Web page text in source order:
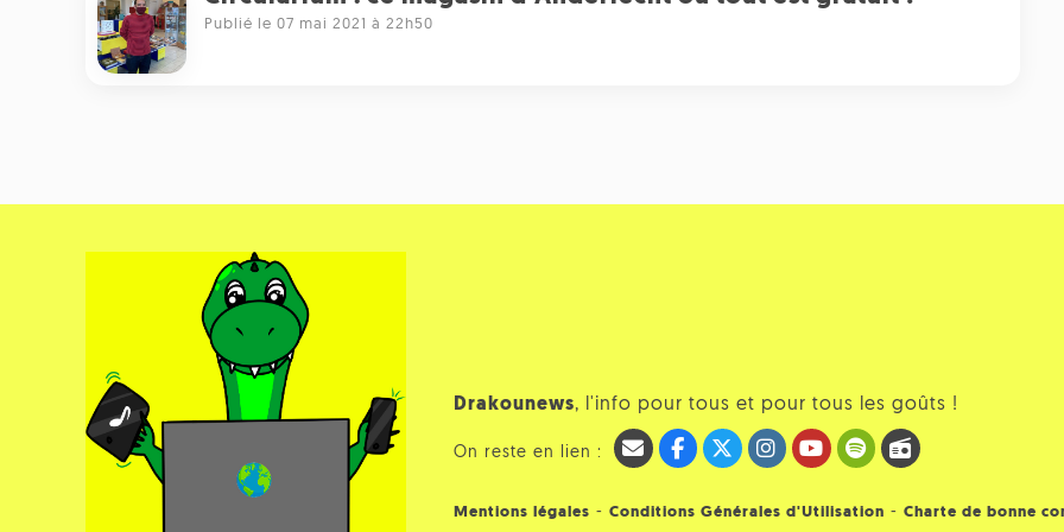
Publié le 07 mai 2021 à 22h50
Drakounews, l'info pour tous et pour tous les goûts !
On reste en lien :
Mentions légales - Conditions Générales d'Utilisation - Charte de bonne